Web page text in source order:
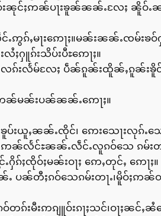
ဝ်းၼုင်ႈဢၼ်ပႃးၶူၼ်ၼၼ်ႉလႄႈ ၼိူ
ႇမႃးဢေႃႈ။မၼ်းၼၼ်ႉၸမ်းၶဝ်
ႈႁူၵ်းသိပ်းပီႊဢေႃႈ။
ၵ်းလႅမ်လႄႈ ပဵၼ်ၵူၼ်းထိူၼ်ႇၵူၼ်းၶိူ
ဢၼ်မၼ်းပၼ်ၼၼ်ႉဢေႃႈ။
ယူႇၼၼ်ႉၸိုင်၊ ဢေးသေႃးလုၵ်ႉသေ
ဢၼ်လႅင်ႊၼၼ်ႉလဵင်ႉလူၵဝ်သေ ၵမ်းတ
ၵ်ႈၸိုဝ်ႈမၼ်းဝႃႈ ဢေႇတုင်ႇ ဢေႃႈ။
ႉ ပၼ်တီႈၵဝ်သေၵမ်းတႃႉ၊မိူဝ်ႈဢ
းဢၵျူဝ်းၵႃႈသင်၊ဝႃႈၼင်ႇၼႆဢေ